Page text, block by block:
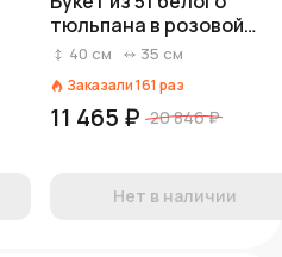
тюльпана в розовой
бумаге
40 см 35 см
Заказали161 раз
11 465 ₽ 20 846 ₽
Нет в наличии